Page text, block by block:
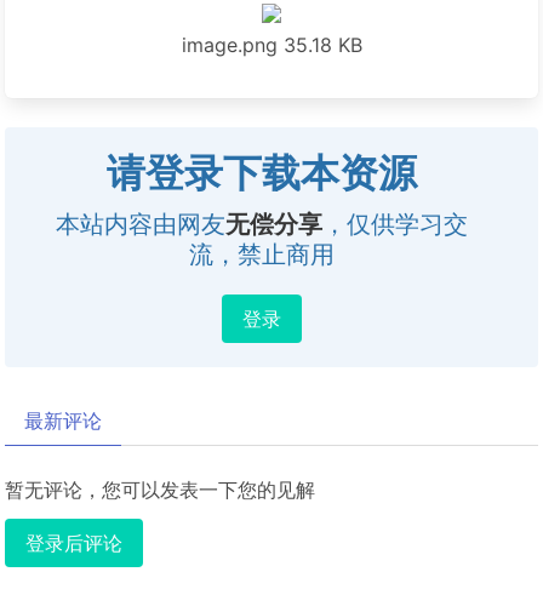
image.png 35.18 KB
请登录下载本资源
本站内容由网友无偿分享 ，仅供学习交
流，禁止商用
登录
最新评论
暂无评论，您可以发表一下您的见解
登录后评论